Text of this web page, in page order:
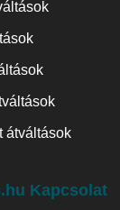
átváltások
Kapcsolat